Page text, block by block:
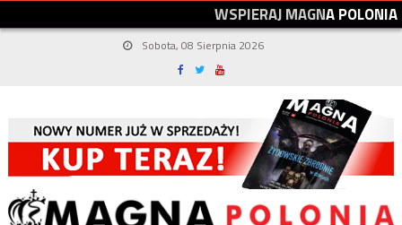
WSPIERAJMAGNAPOLONIA
Sobota, 08 Sierpnia 2026